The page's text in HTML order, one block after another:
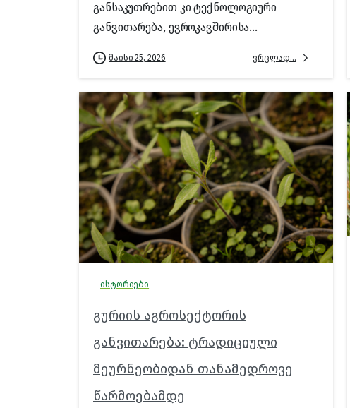
განსაკუთრებით კი ტექნოლოგიური
განვითარება, ევროკავშირისა...
მაისი 25, 2026 ვრცლად...
ისტორიები
გურიის აგროსექტორის
განვითარება: ტრადიციული
მეურნეობიდან თანამედროვე
წარმოებამდე